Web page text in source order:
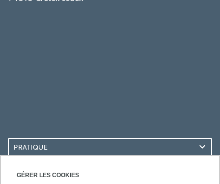
GÉRER LES COOKIES
PRATIQUE
ACCÈS RAPIDES